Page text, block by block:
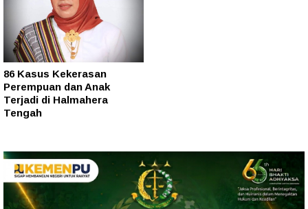
86 Kasus Kekerasan
Perempuan dan Anak
Terjadi di Halmahera
Tengah